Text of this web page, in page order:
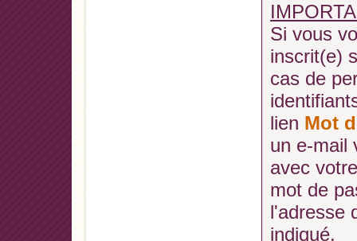
Si vous
inscrit(e)
cas de
lien Mot
un e-mail
avec
mot de
l'adresse
indiqué.